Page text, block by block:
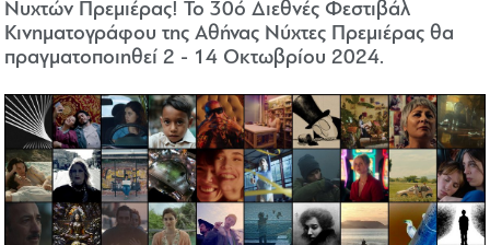
Νυχτών Πρεμιέρας! Το 30ό Διεθνές Φεστιβάλ
Κινηματογράφου της Αθήνας Νύχτες Πρεμιέρας θα
πραγματοποιηθεί 2 - 14 Οκτωβρίου 2024.